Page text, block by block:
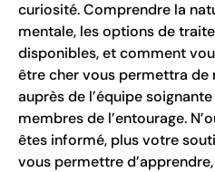
curiosité. Comprendre la
mentale, les options de
disponibles, et comment
être cher vous permettra
auprès de l’équipe
membres de l’entourage.
êtes informé, plus votre
vous permettre